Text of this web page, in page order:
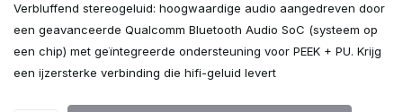
Verbluffend stereogeluid: hoogwaardige audio aangedreven door
een geavanceerde Qualcomm Bluetooth Audio SoC (systeem op
een chip) met geïntegreerde ondersteuning voor PEEK + PU. Krijg
een ijzersterke verbinding die hifi-geluid levert